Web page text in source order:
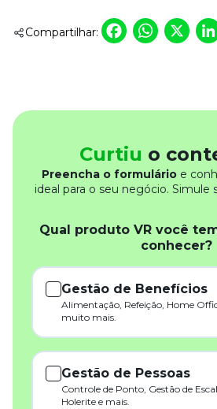
Compartilhar: X
Curtiu o
Preencha o formulárioe
ideal para o seu negócio. Simule
Qual produto VR você
conhecer?
Gestão de Benefícios
Alimentação, Refeição, Home
muito mais.
Gestão de Pessoas
Controle de Ponto, Gestão de
Holerite e mais.